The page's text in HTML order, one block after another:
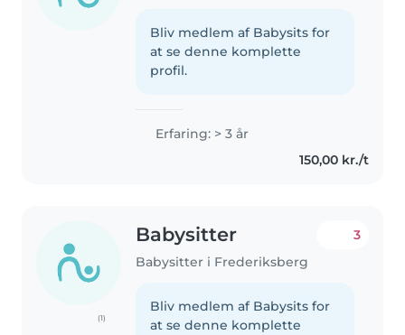
Bliv medlem af Babysits for
at se denne komplette
profil.
Erfaring: > 3 år
150,00 kr./t
(1)
Babysitter
Babysitter i Frederiksberg
3
Bliv medlem af Babysits for
at se denne komplette